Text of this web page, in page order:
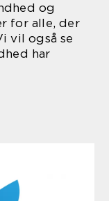
og
for alle, der
vil også se
har